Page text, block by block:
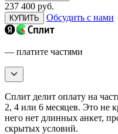
237 400 руб.
КУПИТЬ Обсудить с нами
— платите частями
Сплит делит оплату на
2, 4 или 6 месяцев. Это не
него нет длинных анкет,
скрытых условий.